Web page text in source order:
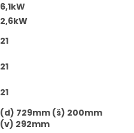
6,1kW
2,6kW
21
21
21
(d) 729mm (š) 200mm
(v) 292mm